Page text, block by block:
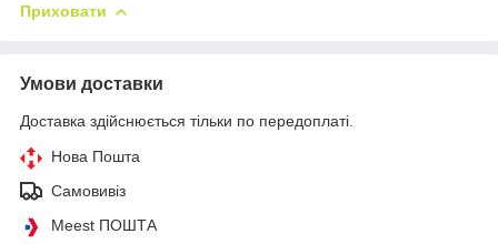
Приховати
Умови доставки
Доставка здійснюється тільки по передоплаті.
Нова Пошта
Самовивіз
Meest ПОШТА